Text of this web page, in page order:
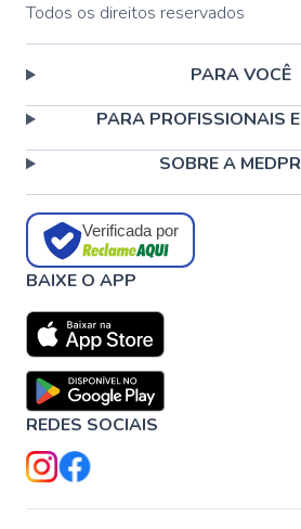
Todos os direitos reservados
PARA VOCÊ
PARA PROFISSIONAIS
SOBRE A
Verificada por
BAIXE O APP
REDES SOCIAIS